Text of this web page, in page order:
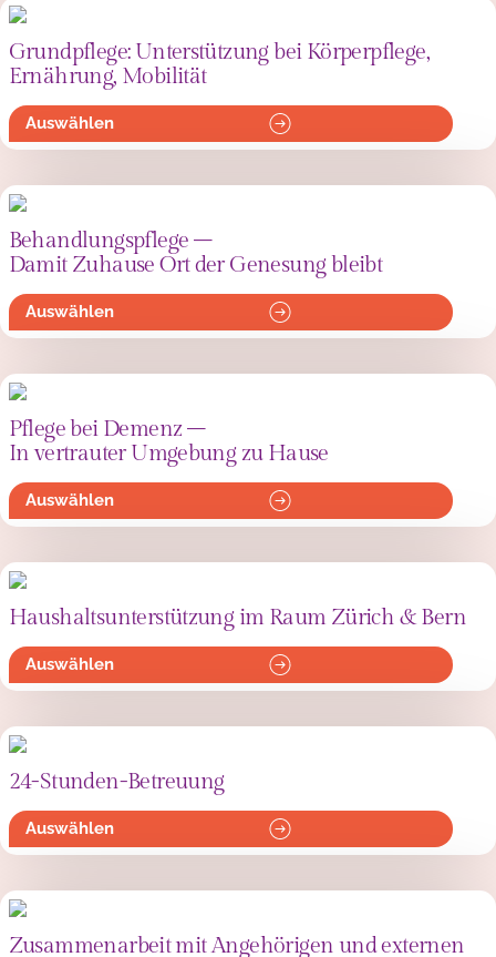
Grundpflege: Unterstützung bei Körperpflege,
Ernährung, Mobilität
Auswählen
Behandlungspflege –
Damit Zuhause Ort der Genesung bleibt
Auswählen
Pflege bei Demenz –
In vertrauter Umgebung zu Hause
Auswählen
Haushaltsunterstützung im Raum Zürich & Bern
Auswählen
24-Stunden-Betreuung
Auswählen
Zusammenarbeit mit Angehörigen und externen